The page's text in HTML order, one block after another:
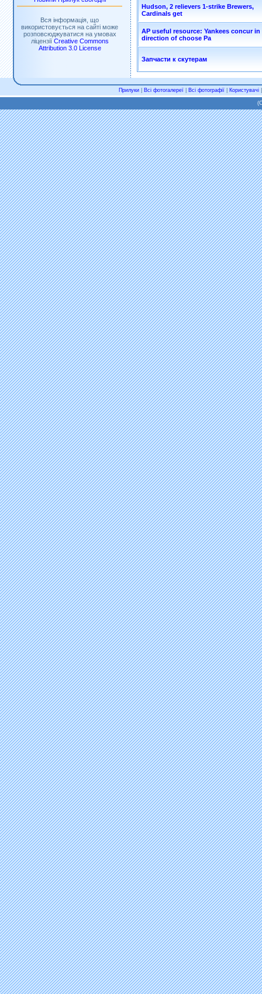
Вся інформація, що
використовується на сайті може
розповсюджуватися на умовах
ліцензії Creative Commons
Attribution 3.0 License
Hudson, 2 relievers 1-strike Brewers,
Cardinals get
AP useful resource: Yankees concur in
direction of choose Pa
Запчасти к скутерам
Прилуки| Всі фотогалереї| Всі фотографії| Користувачі